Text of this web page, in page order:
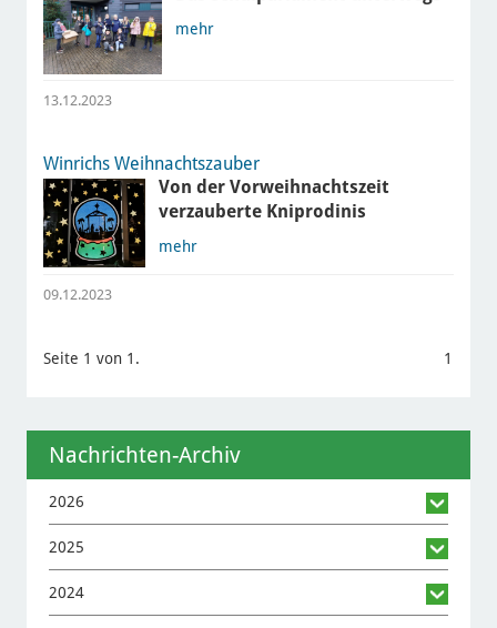
mehr
13.12.2023
Winrichs Weihnachtszauber
Von der Vorweihnachtszeit
verzauberte Kniprodinis
mehr
09.12.2023
Seite 1 von 1. 1
Nachrichten-Archiv
2026
2025
2024